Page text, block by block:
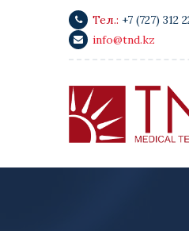
Тел.: +7 (727) 312
info@tnd.kz